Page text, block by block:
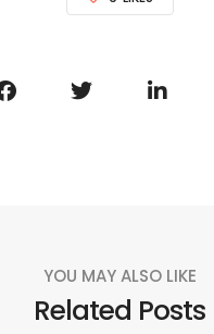
YOU MAY ALSO LIKE
Related Posts